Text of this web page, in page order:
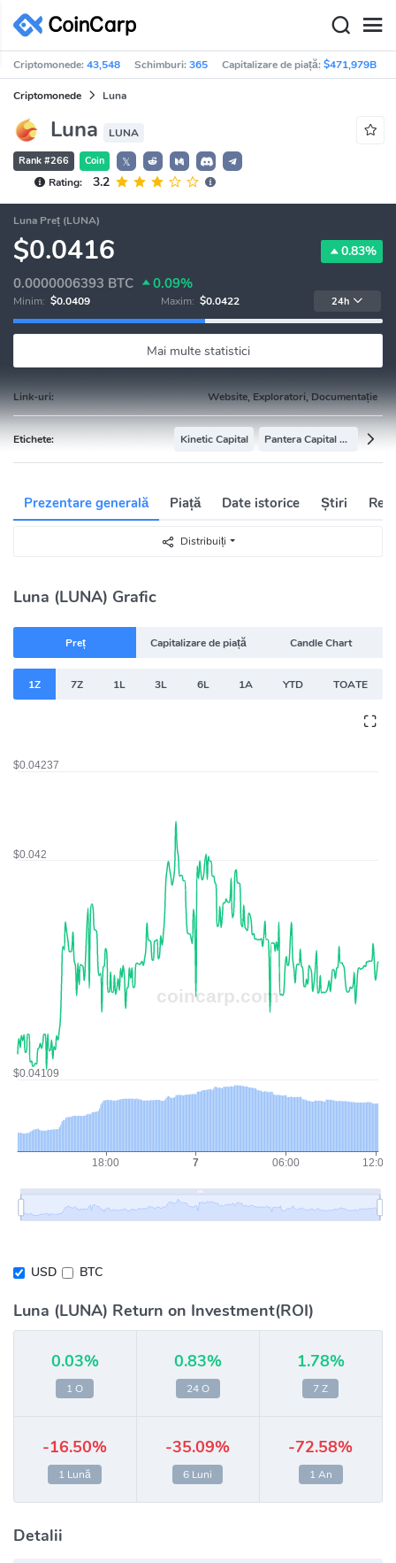
Criptomonede:43,548 Schimburi:365 Capitalizare de piață:$471,979B
Criptomonede Luna
Luna LUNA
Rank #266 Coin
𝕏
Rating:
3.2
Luna Preț (LUNA)
$0.0416 0.83%
0.0000006393 BTC 0.09%
Minim: $0.0409 Maxim: $0.0422 24h
Mai multe statistici
Link-uri: Website, Exploratori, Documentație
Etichete: Kinetic Capital Pantera Capital Portfolio
Prezentare generală Piață Date istorice Știri
Distribuiți
Luna (LUNA) Grafic
Preț Capitalizare de piață Candle Chart
1Z 7Z 1L 3L 6L 1A YTD TOATE
USD BTC
Luna (LUNA) Return on Investment(ROI)
0.03%
1 O
0.83%
24 O
1.78%
7 Z
-16.50%
1 Lună
-35.09%
6 Luni
-72.58%
1 An
Detalii